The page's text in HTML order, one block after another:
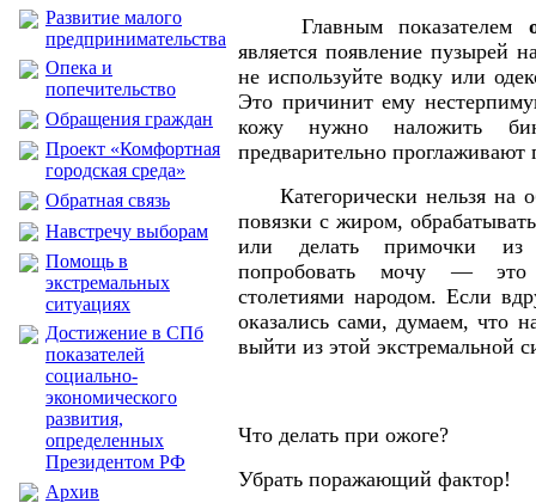
Развитие малого
предпринимательства
Опека и
попечительство
Обращения граждан
Проект «Комфортная
городская среда»
Обратная связь
Навстречу выборам
Помощь в
экстремальных
ситуациях
Достижение в СПб
показателей
социально-
экономического
развития,
определенных
Президентом РФ
Архив
Главным показателем
является появление пузырей
не используйте водку или
Это причинит ему
кожу нужно наложить
предварительно проглаживают
Категорически нельзя на
повязки с жиром,
или делать примочки из
попробовать мочу — это
столетиями народом. Если
оказались сами, думаем, что
выйти из этой экстремальной
Что делать при ожоге?
Убрать поражающий фактор!